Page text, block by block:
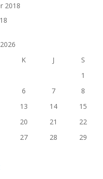
2018
K J
S
1
6 7
8
13 14
15
20 21
22
27 28
29